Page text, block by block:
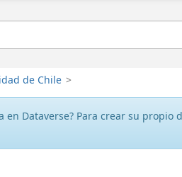
de Chile >
en Dataverse? Para crear su